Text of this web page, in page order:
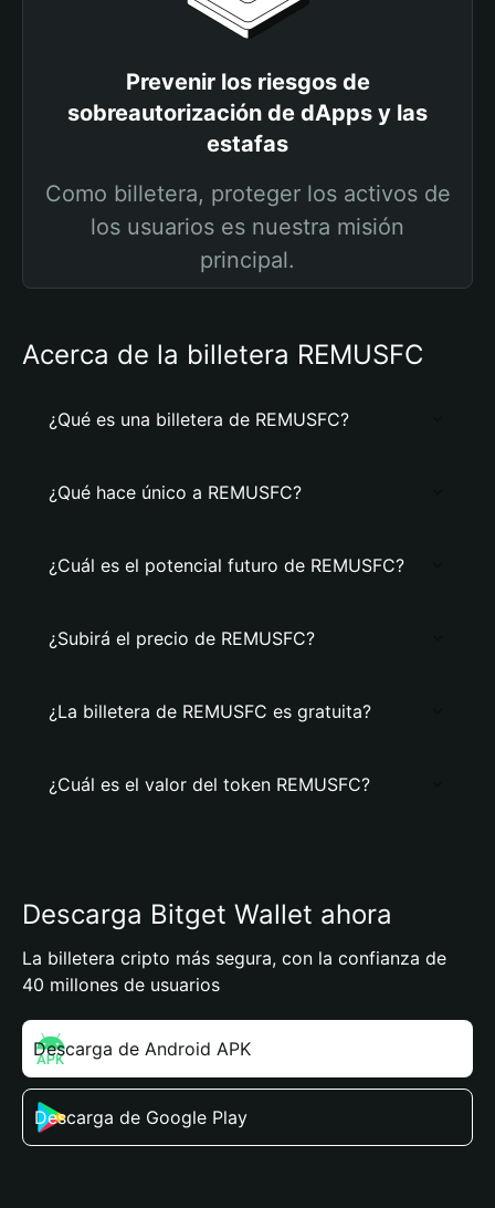
Prevenir los riesgos de
sobreautorización de dApps y las
estafas
Como billetera, proteger los activos de
los usuarios es nuestra misión
principal.
Acerca de la billetera REMUSFC
¿Qué es una billetera de REMUSFC?
¿Qué hace único a REMUSFC?
¿Cuál es el potencial futuro de REMUSFC?
¿Subirá el precio de REMUSFC?
¿La billetera de REMUSFC es gratuita?
¿Cuál es el valor del token REMUSFC?
Descarga Bitget Wallet ahora
La billetera cripto más segura, con la confianza de
40 millones de usuarios
Descarga de Android APK
Descarga de Google Play